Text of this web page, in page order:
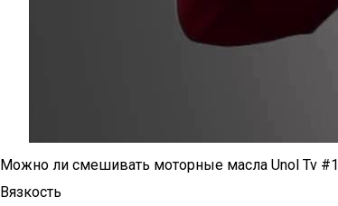
Можно ли смешивать моторные масла Unol Tv #1
Вязкость